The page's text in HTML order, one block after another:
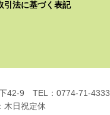
引法に基づく表記
42-9 TEL：0774-71-4333
木日祝定休